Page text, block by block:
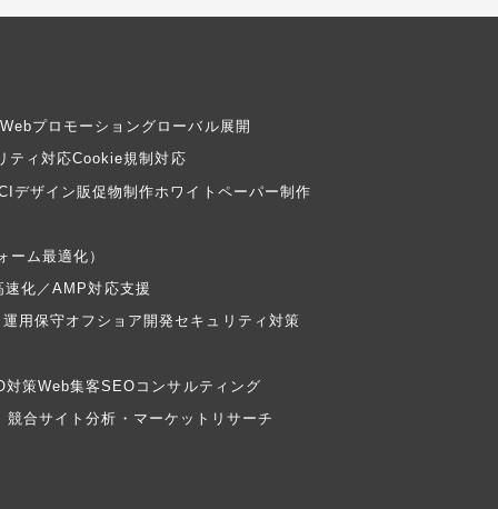
Webプロモーション グローバル展開
ティ対応Cookie規制対応
デザイン販促物制作ホワイトペーパー制作
ーム最適化）
速化／AMP対応支援
用保守オフショア開発 セキュリティ対策
対策Web集客SEOコンサルティング
競合サイト分析・マーケットリサーチ